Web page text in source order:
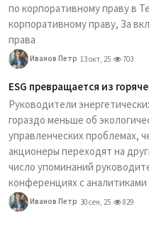
по корпоративному праву в
корпоративному праву, За
права
Иванов Петр 13 окт, 25 703
ESG превращается из
Руководители
гораздо меньше об
управленческих проблемах,
акционеры переходят на
число упоминаний
конференциях с аналитиками
Иванов Петр 30 сен, 25 829